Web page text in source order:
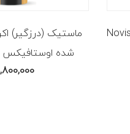
ماستیک (درزگیر)
شده اوستافیکس Ustafix Acrylic